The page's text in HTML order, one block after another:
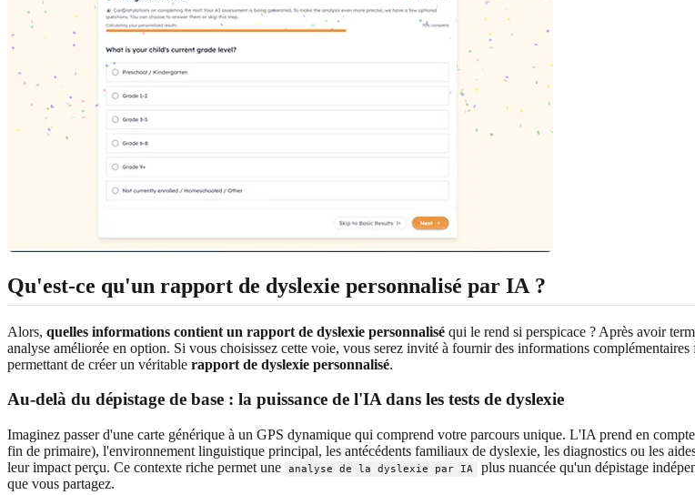
Qu'est-ce qu'un rapport de dyslexie personnalisé par IA ?
Alors, quelles informations contient un rapport de dyslexie personnalisé qui le rend si perspicace ? Après avoir
analyse améliorée en option. Si vous choisissez cette voie, vous serez invité à fournir des informations
permettant de créer un véritable rapport de dyslexie personnalisé.
Au-delà du dépistage de base : la puissance de l'IA dans les tests de dyslexie
Imaginez passer d'une carte générique à un GPS dynamique qui comprend votre parcours unique. L'IA prend en
fin de primaire), l'environnement linguistique principal, les antécédents familiaux de dyslexie, les diagnostics ou les
leur impact perçu. Ce contexte riche permet une
analyse de la dyslexie par IA
plus nuancée qu'un dépistage
que vous partagez.